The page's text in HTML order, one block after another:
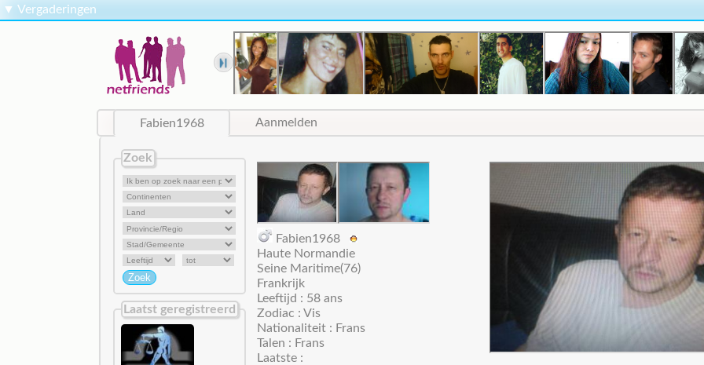
▼ Vergaderingen
Fabien1968 Aanmelden
Zoek
Laatst geregistreerd
Fabien1968
Haute Normandie
Seine Maritime(76)
Frankrijk
Leeftijd : 58 ans
Zodiac : Vis
Nationaliteit : Frans
Talen : Frans
Laatste :